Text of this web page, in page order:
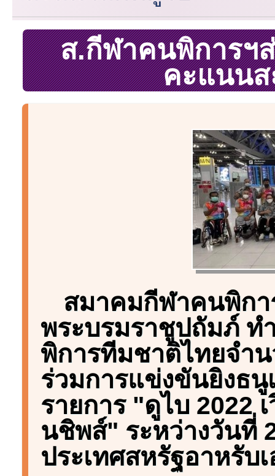
ส.กีฬาคนพิการฯ
คะแนนส
สมาคมกีฬาคนพิกา
พระบรมราชูปถัมภ์ ท
พิการทีมชาติไทยจำน
ร่วมการแข่งขันยิงธ
รายการ "ดูไบ 2022
นชิพส์" ระหว่างวันที่
ประเทศสหรัฐอาหรับ